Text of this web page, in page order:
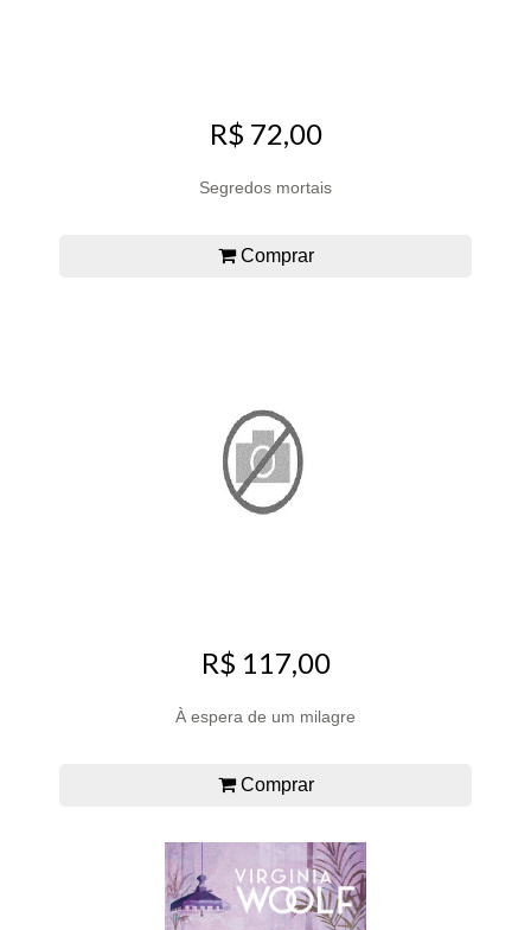
R$ 72,00
Segredos mortais
Comprar
R$ 117,00
À espera de um milagre
Comprar